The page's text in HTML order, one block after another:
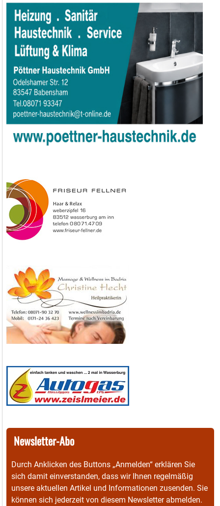
Newsletter-Abo
Durch Anklicken des Buttons „Anmelden“ erklären Sie
sich damit einverstanden, dass wir Ihnen regelmäßig
unsere aktuellen Artikel und Informationen zusenden. Sie
können sich jederzeit von diesem Newsletter abmelden.